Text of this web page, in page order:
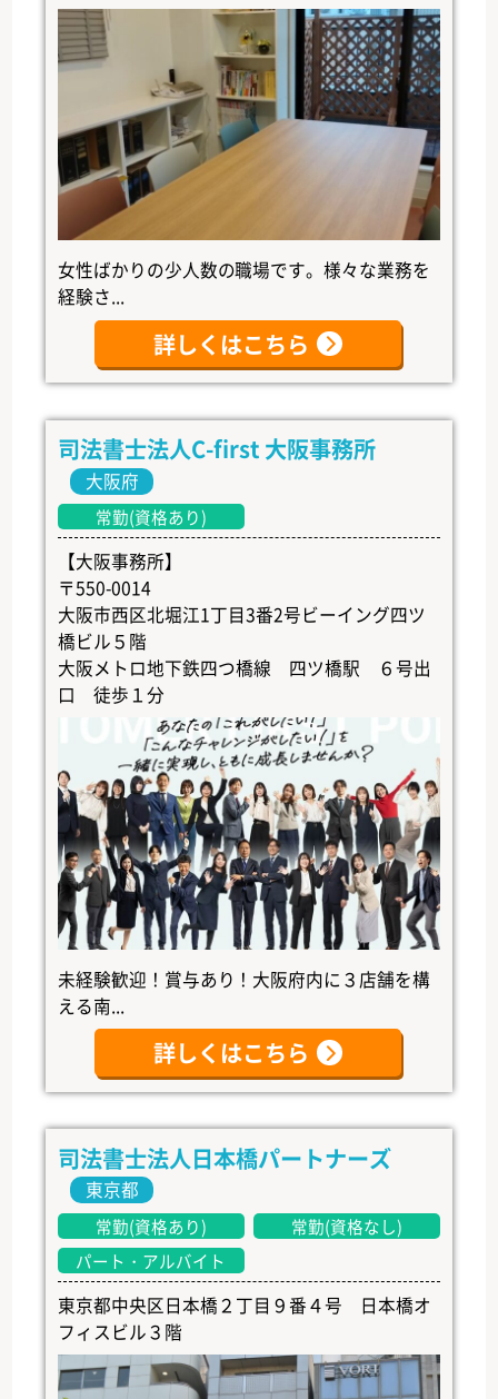
女性ばかりの少人数の職場です。様々な業務を
経験さ...
詳しくはこちら
司法書士法人C-first 大阪事務所
大阪府
常勤(資格あり)
【大阪事務所】
〒550-0014
大阪市西区北堀江1丁目3番2号ビーイング四ツ
橋ビル５階
大阪メトロ地下鉄四つ橋線 四ツ橋駅 ６号出
口 徒歩１分
未経験歓迎！賞与あり！大阪府内に３店舗を構
える南...
詳しくはこちら
司法書士法人日本橋パートナーズ
東京都
常勤(資格あり)
常勤(資格なし)
パート・アルバイト
東京都中央区日本橋２丁目９番４号 日本橋オ
フィスビル３階